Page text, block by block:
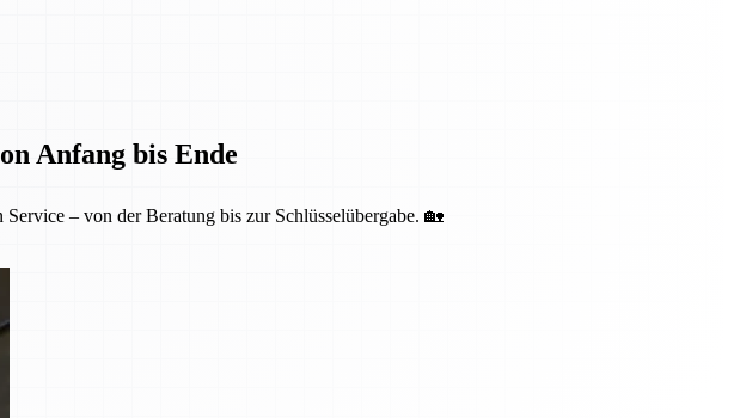
Anfang bis Ende
– von der Beratung bis zur Schlüsselübergabe. 🏡